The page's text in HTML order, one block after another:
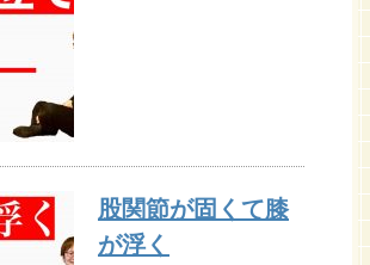
股関節が固くて膝
が浮く